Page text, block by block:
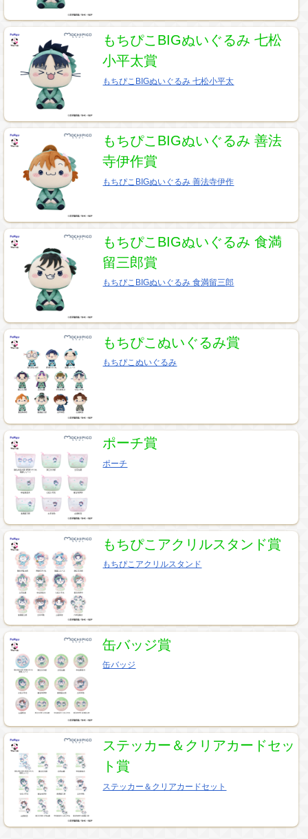
もちぴこBIGぬいぐるみ 七松
小平太賞
もちぴこBIGぬいぐるみ 七松小平太
もちぴこBIGぬいぐるみ 善法
寺伊作賞
もちぴこBIGぬいぐるみ 善法寺伊作
もちぴこBIGぬいぐるみ 食満
留三郎賞
もちぴこBIGぬいぐるみ 食満留三郎
もちぴこぬいぐるみ賞
もちぴこぬいぐるみ
ポーチ賞
ポーチ
もちぴこアクリルスタンド賞
もちぴこアクリルスタンド
缶バッジ賞
缶バッジ
ステッカー＆クリアカードセッ
ト賞
ステッカー＆クリアカードセット